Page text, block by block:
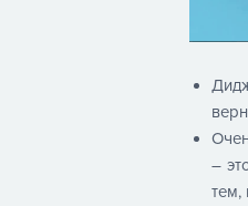
–
тем,